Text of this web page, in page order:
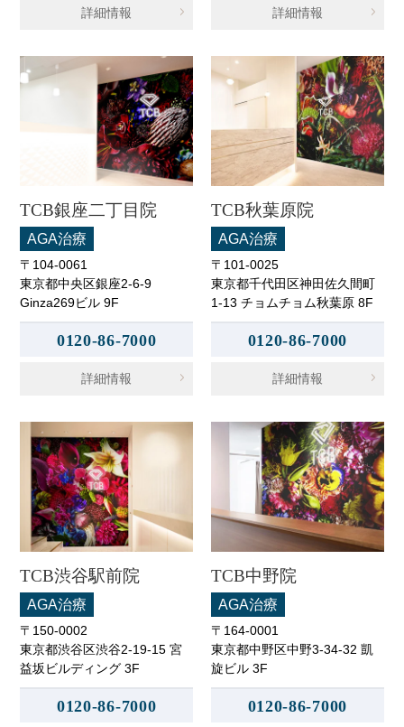
詳細情報 詳細情報
TCB銀座二丁目院
AGA治療
〒104-0061
東京都中央区銀座2-6-9
Ginza269ビル 9F
0120-86-7000
詳細情報
TCB秋葉原院
AGA治療
〒101-0025
東京都千代田区神田佐久間町
1-13 チョムチョム秋葉原 8F
0120-86-7000
詳細情報
TCB渋谷駅前院
AGA治療
〒150-0002
東京都渋谷区渋谷2-19-15 宮
益坂ビルディング 3F
0120-86-7000
TCB中野院
AGA治療
〒164-0001
東京都中野区中野3-34-32 凱
旋ビル 3F
0120-86-7000